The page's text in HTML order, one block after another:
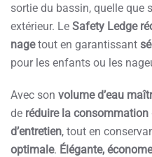
sortie du bassin, quelle que
extérieur. Le Safety Ledge
nagetout en garantissant
pour les enfants ou les
Avec son volume d’eau
de réduire la consommation
d’entretien, tout en
optimale. Élégante,